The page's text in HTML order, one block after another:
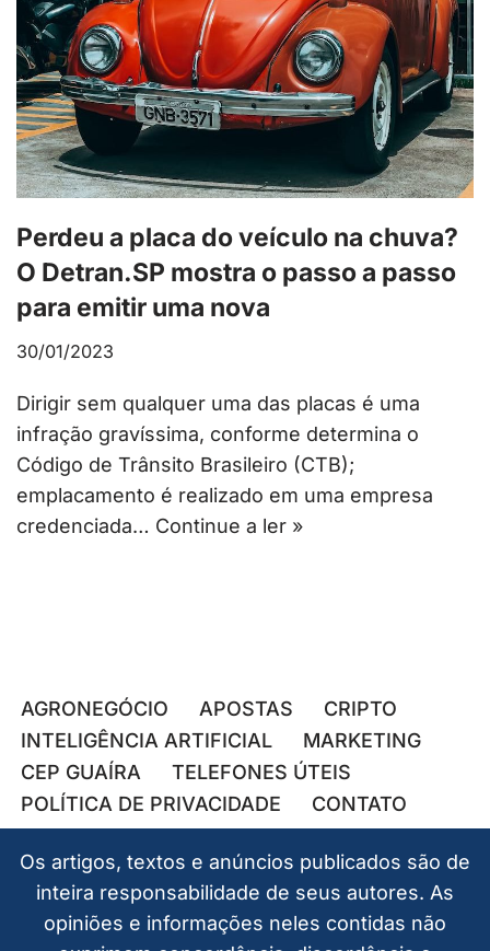
Perdeu a placa do veículo na chuva?
O Detran.SP mostra o passo a passo
para emitir uma nova
30/01/2023
Dirigir sem qualquer uma das placas é uma
infração gravíssima, conforme determina o
Código de Trânsito Brasileiro (CTB);
emplacamento é realizado em uma empresa
credenciada… Continue a ler »
AGRONEGÓCIO APOSTAS
CRIPTO
INTELIGÊNCIA ARTIFICIAL
MARKETING
CEP GUAÍRA
TELEFONES ÚTEIS
POLÍTICA DE PRIVACIDADE
CONTATO
Os artigos, textos e anúncios publicados são de
inteira responsabilidade de seus autores. As
opiniões e informações neles contidas não